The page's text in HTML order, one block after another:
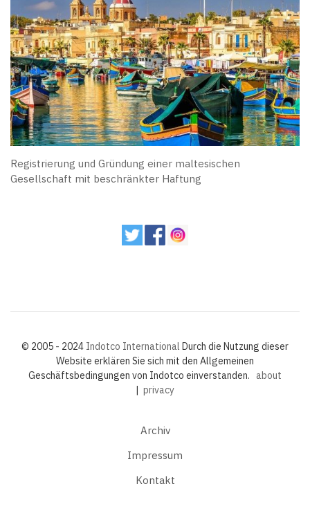
Registrierung und Gründung einer maltesischen
Gesellschaft mit beschränkter Haftung
© 2005 - 2024 Indotco International Durch die Nutzung dieser
Website erklären Sie sich mit den Allgemeinen
Geschäftsbedingungen von Indotco einverstanden. about
| privacy
Archiv
Impressum
Kontakt